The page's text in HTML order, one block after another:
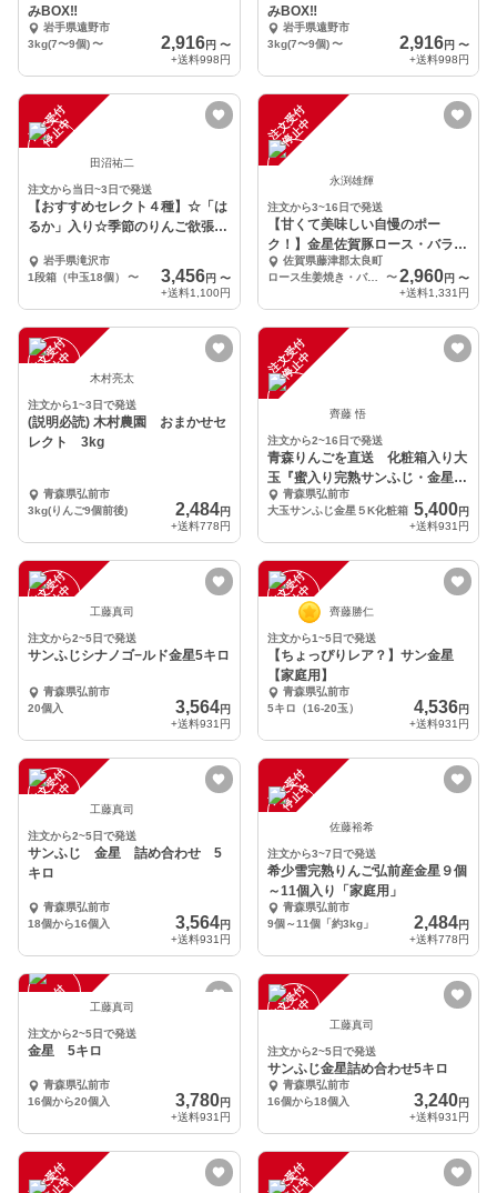
みBOX‼️
岩手県遠野市
3kg(7〜9個)〜 2,916円 〜
+送料998円
みBOX‼️
岩手県遠野市
3kg(7〜9個) 〜 2,916円 〜
+送料998円
注
文
受
付
停
止
中
田沼祐二
注文から当日~3日で発送
【おすすめセレクト４種】☆「は
るか」入り☆季節のりんご欲張り
岩手県滝沢市
1段箱（中玉18個）
〜 3,456円 〜
+送料1,100円
注
文
受
付
停
止
中
永渕雄輝
注文から3~16日で発送
【甘くて美味しい自慢のポー
ク！】金星佐賀豚ロース・バラ・
モモ 250g×3パック
佐賀県藤津郡太良町
ロース生姜焼き・バラ薄切り・モモ薄切り 250g×3パック
〜2,960円 〜
+送料1,331円
注
文
受
付
停
止
中 木村亮太
注文から1~3日で発送
(説明必読) 木村農園 おまかせセ
レクト 3kg
青森県弘前市
3kg(りんご9個前後)
2,484円
+送料778円
注
文
受
付
停
止
中
齊藤 悟
注文から2~16日で発送
青森りんごを直送 化粧箱入り大
玉『蜜入り完熟サンふじ・金星』
５Kg １２個入り
青森県弘前市
大玉サンふじ金星５K化粧箱 5,400円
+送料931円
注
文
受
付
停
止
中 工藤真司
注文から2~5日で発送
サンふじシナノゴ−ルド金星5キロ
青森県弘前市
20個入
3,564円
+送料931円
注
文
受
付
停
止
中 齊藤勝仁
注文から1~5日で発送
【ちょっぴりレア？】サン金星
【家庭用】
青森県弘前市
5キロ（16-20玉）
4,536円
+送料931円
注
文
受
付
停
止
中 工藤真司
注文から2~5日で発送
サンふじ 金星 詰め合わせ 5
キロ
青森県弘前市
18個から16個入
3,564円
+送料931円
注
文
受
付
停
止
中
佐藤裕希
注文から3~7日で発送
希少雪完熟りんご弘前産金星９個
～11個入り「家庭用」
青森県弘前市
9個～11個「約3kg」
2,484円
+送料778円
注
文
受
付
停
止 工藤真司
注文から2~5日で発送
金星 5キロ
青森県弘前市
16個から20個入
3,780円
+送料931円
注
文
受
付
停
止
中 工藤真司
注文から2~5日で発送
サンふじ金星詰め合わせ5キロ
青森県弘前市
16個から18個入
3,240円
+送料931円
注
文
受
付
停
止 注
文
受
付
停
止